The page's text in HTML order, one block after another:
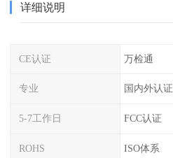
详细说明
CE认证 万检通
专业 国内外认证
5-7工作日 FCC认证
ROHS ISO体系